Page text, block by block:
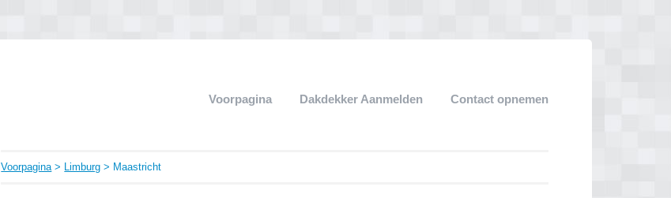
Voorpagina Dakdekker Aanmelden Contact opnemen
Voorpagina> Limburg > Maastricht